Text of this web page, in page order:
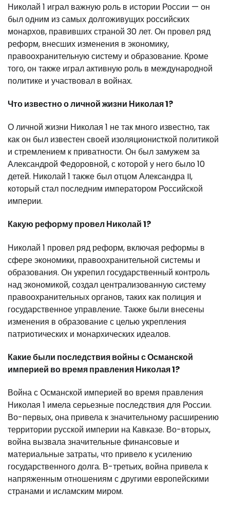
Николай 1 играл важную роль в истории России — он
был одним из самых долгоживущих российских
монархов, правивших страной 30 лет. Он провел ряд
реформ, внесших изменения в экономику,
правоохранительную систему и образование. Кроме
того, он также играл активную роль в международной
политике и участвовал в войнах.
Что известно о личной жизни Николая 1?
О личной жизни Николая 1 не так много известно, так
как он был известен своей изоляционисткой политикой
и стремлением к приватности. Он был замужем за
Александрой Федоровной, с которой у него было 10
детей. Николай 1 также был отцом Александра II,
который стал последним императором Российской
империи.
Какую реформу провел Николай 1?
Николай 1 провел ряд реформ, включая реформы в
сфере экономики, правоохранительной системы и
образования. Он укрепил государственный контроль
над экономикой, создал централизованную систему
правоохранительных органов, таких как полиция и
государственное управление. Также были внесены
изменения в образование с целью укрепления
патриотических и монархических идеалов.
Какие были последствия войны с Османской
империей во время правления Николая 1?
Война с Османской империей во время правления
Николая 1 имела серьезные последствия для России.
Во-первых, она привела к значительному расширению
территории русской империи на Кавказе. Во-вторых,
война вызвала значительные финансовые и
материальные затраты, что привело к усилению
государственного долга. В-третьих, война привела к
напряженным отношениям с другими европейскими
странами и исламским миром.